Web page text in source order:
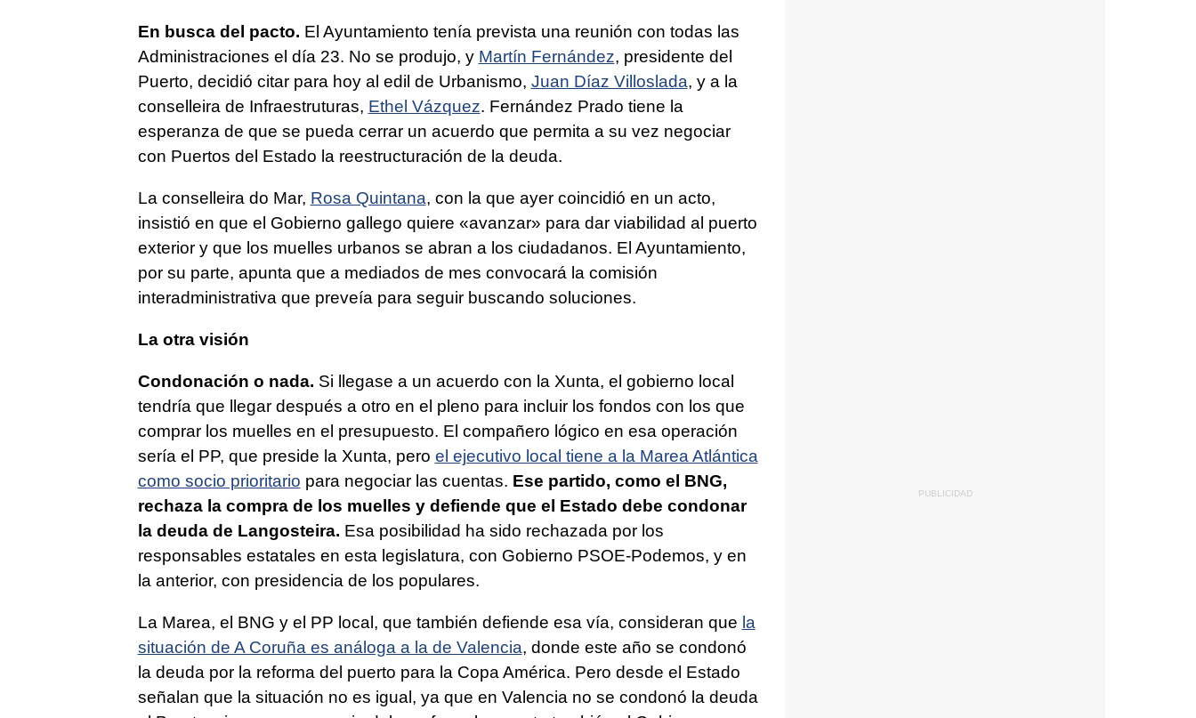
En busca del pacto. El Ayuntamiento tenía prevista una reunión con todas las
Administraciones el día 23. No se produjo, y Martín Fernández, presidente del
Puerto, decidió citar para hoy al edil de Urbanismo, Juan Díaz Villoslada, y a la
conselleira de Infraestruturas, Ethel Vázquez. Fernández Prado tiene la
esperanza de que se pueda cerrar un acuerdo que permita a su vez negociar
con Puertos del Estado la reestructuración de la deuda.
La conselleira do Mar, Rosa Quintana, con la que ayer coincidió en un acto,
insistió en que el Gobierno gallego quiere «avanzar» para dar viabilidad al puerto
exterior y que los muelles urbanos se abran a los ciudadanos. El Ayuntamiento,
por su parte, apunta que a mediados de mes convocará la comisión
interadministrativa que preveía para seguir buscando soluciones.
La otra visión
Condonación o nada. Si llegase a un acuerdo con la Xunta, el gobierno local
tendría que llegar después a otro en el pleno para incluir los fondos con los que
comprar los muelles en el presupuesto. El compañero lógico en esa operación
sería el PP, que preside la Xunta, pero el ejecutivo local tiene a la Marea Atlántica
como socio prioritario para negociar las cuentas. Ese partido, como el BNG,
rechaza la compra de los muelles y defiende que el Estado debe condonar
la deuda de Langosteira. Esa posibilidad ha sido rechazada por los
responsables estatales en esta legislatura, con Gobierno PSOE-Podemos, y en
la anterior, con presidencia de los populares.
La Marea, el BNG y el PP local, que también defiende esa vía, consideran que la
situación de A Coruña es análoga a la de Valencia, donde este año se condonó
la deuda por la reforma del puerto para la Copa América. Pero desde el Estado
señalan que la situación no es igual, ya que en Valencia no se condonó la deuda